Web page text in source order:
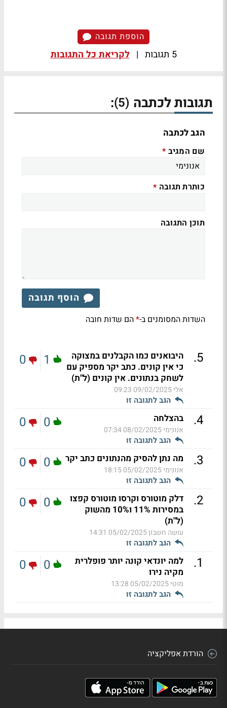
הוספת תגובה
5 תגובות | לקריאת כל התגובות
תגובות לכתבה (5)
:
הגב לכתבה
שם המגיב *
כותרת תגובה *
תוכן התגובה
הוסף תגובה
השדות המסומנים ב-*הם שדות חובה
5
.
היבואנים כמו הקבלנים במצוקה
כי אין קונים. כתב יקר מספיק עם
לשחק בנתונים. אין קונים (ל"ת)
אלי09/02/2025 09:23
הגב לתגובה זו
1
0
4
. בהצלחה
אנונימי08/02/2025 07:34
הגב לתגובה זו
0
0
3
. מה נתן להסיק מהנתונים כתב יקר
אנונימי05/02/2025 18:15
הגב לתגובה זו
0
0
2
.
דלק מוטורס וקרסו מוטורס קפצו
במסירות 11% ו10% מהשוק
(ל"ת)
עושה חשבון05/02/2025 14:31
הגב לתגובה זו
0
0
1
.
למה יונדאי קונה יותר פופלרית
מקיה נירו
מוטי05/02/2025 13:28
הגב לתגובה זו
0
0
הורדת אפליקציה